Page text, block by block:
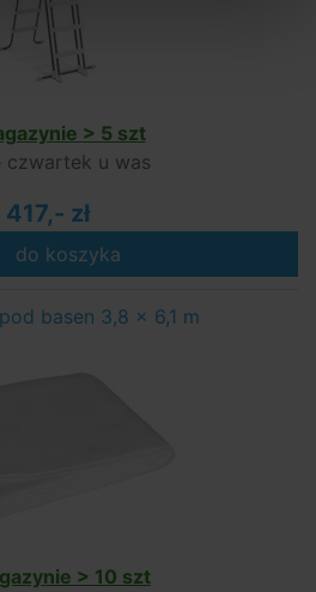
> 5 szt
czwartek u was
417,- zł
do koszyka
basen 3,8 x 6,1 m
> 10 szt